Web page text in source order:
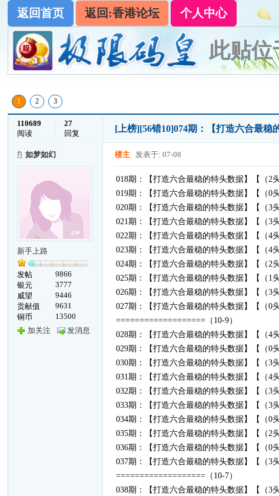
返回首页 返回:香港论坛 个人中心
此贴位
1 2 3
110689
阅读
27
回复
[上榜][56错10]074期：【打造六合最稳
如梦如幻
新手上路
发帖
9866
银元
3777
威望
9446
贡献值
9631
铜币
13500
加关注
发消息
楼主 发表于: 07-08
018期：【打造六合最稳的特头数据】【（2
019期：【打造六合最稳的特头数据】【（0
020期：【打造六合最稳的特头数据】【（3
021期：【打造六合最稳的特头数据】【（3
022期：【打造六合最稳的特头数据】【（4
023期：【打造六合最稳的特头数据】【（4
024期：【打造六合最稳的特头数据】【（2
025期：【打造六合最稳的特头数据】【（1
026期：【打造六合最稳的特头数据】【（3
027期：【打造六合最稳的特头数据】【（0
===================（10-9）
028期：【打造六合最稳的特头数据】【（4
029期：【打造六合最稳的特头数据】【（0
030期：【打造六合最稳的特头数据】【（3
031期：【打造六合最稳的特头数据】【（4
032期：【打造六合最稳的特头数据】【（3
033期：【打造六合最稳的特头数据】【（3
034期：【打造六合最稳的特头数据】【（0
035期：【打造六合最稳的特头数据】【（2
036期：【打造六合最稳的特头数据】【（0
037期：【打造六合最稳的特头数据】【（3
===================（10-7）
038期：【打造六合最稳的特头数据】【（3